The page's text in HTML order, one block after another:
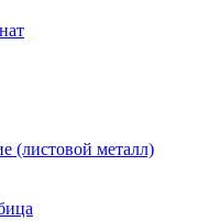
(листовой металл)